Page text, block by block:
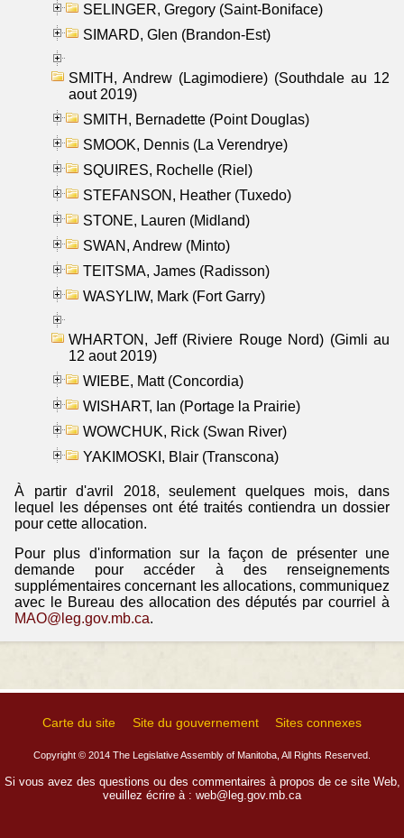
SELINGER, Gregory (Saint-Boniface)
SIMARD, Glen (Brandon-Est)
SMITH, Andrew (Lagimodiere) (Southdale au 12
aout 2019)
SMITH, Bernadette (Point Douglas)
SMOOK, Dennis (La Verendrye)
SQUIRES, Rochelle (Riel)
STEFANSON, Heather (Tuxedo)
STONE, Lauren (Midland)
SWAN, Andrew (Minto)
TEITSMA, James (Radisson)
WASYLIW, Mark (Fort Garry)
WHARTON, Jeff (Riviere Rouge Nord) (Gimli au
12 aout 2019)
WIEBE, Matt (Concordia)
WISHART, Ian (Portage la Prairie)
WOWCHUK, Rick (Swan River)
YAKIMOSKI, Blair (Transcona)
À partir d'avril 2018, seulement quelques mois, dans
lequel les dépenses ont été traités contiendra un dossier
pour cette allocation.
Pour plus d'information sur la façon de présenter une
demande pour accéder à des renseignements
supplémentaires concernant les allocations, communiquez
avec le Bureau des allocation des députés par courriel à
MAO@leg.gov.mb.ca.
Carte du site Site du gouvernement Sites connexes
Copyright © 2014 The Legislative Assembly of Manitoba, All Rights Reserved.
Si vous avez des questions ou des commentaires à propos de ce site Web,
veuillez écrire à : web@leg.gov.mb.ca